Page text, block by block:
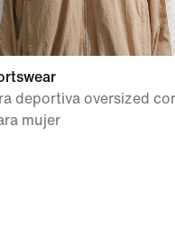
deportiva oversized
mujer